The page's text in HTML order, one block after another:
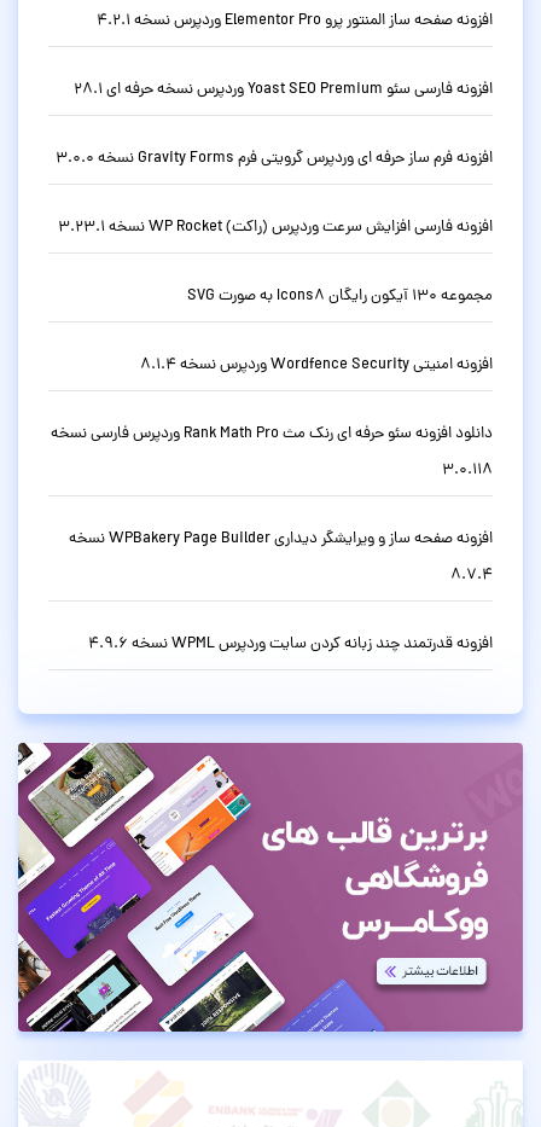
افزونه صفحه ساز المنتور پرو Elementor Pro وردپرس نسخه 4.2.1
افزونه فارسی سئو Yoast SEO Premium وردپرس نسخه حرفه ای 28.1
افزونه فرم ساز حرفه ای وردپرس گرویتی فرم Gravity Forms نسخه 3.0.0
افزونه فارسی افزایش سرعت وردپرس (راکت) WP Rocket نسخه 3.23.1
مجموعه 130 آیکون رایگان Icons8 به صورت SVG
افزونه امنیتی Wordfence Security وردپرس نسخه 8.1.4
دانلود افزونه سئو حرفه ای رنک مث Rank Math Pro وردپرس فارسی نسخه
3.0.118
افزونه صفحه ساز و ویرایشگر دیداری WPBakery Page Builder نسخه
8.7.4
افزونه قدرتمند چند زبانه کردن سایت وردپرس WPML نسخه 4.9.6